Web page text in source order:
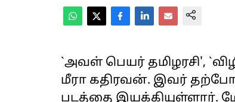
`அவள் பெயர் தமிழரசி',
மீரா கதிரவன். இவர்
படத்தை இயக்கியுள்ளார்.